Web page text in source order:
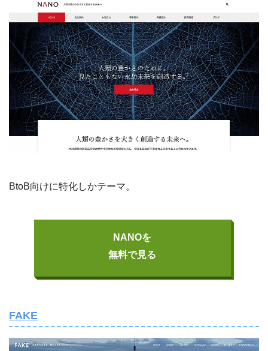
BtoB向けに特化しかテーマ。
NANOを
無料で見る
FAKE